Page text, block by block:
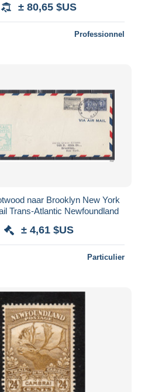
± 80,65 $US
Professionnel
naar Brooklyn New York
Trans-Atlantic Newfoundland
± 4,61 $US
Particulier